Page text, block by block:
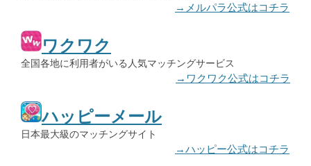
→メルパラ公式はコチラ
ワクワク
全国各地に利用者がいる人気マッチングサービス
→ワクワク公式はコチラ
ハッピーメール
日本最大級のマッチングサイト
→ハッピー公式はコチラ